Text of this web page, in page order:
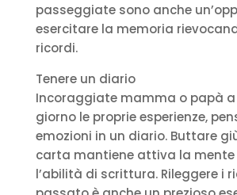
passeggiate sono anche
esercitare la memoria
ricordi.
Tenere un diario
Incoraggiate mamma o papà a
giorno le proprie esperienze,
emozioni in un diario. Buttare
carta mantiene attiva la mente
l’abilità di scrittura. Rileggere i